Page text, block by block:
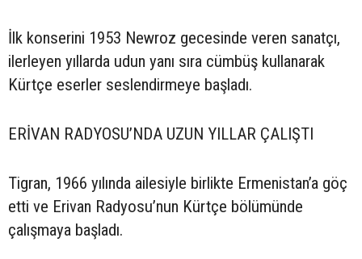
İlk konserini 1953 Newroz gecesinde veren sanatçı,
ilerleyen yıllarda udun yanı sıra cümbüş kullanarak
Kürtçe eserler seslendirmeye başladı.
ERİVAN RADYOSU’NDA UZUN YILLAR ÇALIŞTI
Tigran, 1966 yılında ailesiyle birlikte Ermenistan’a göç
etti ve Erivan Radyosu’nun Kürtçe bölümünde
çalışmaya başladı.